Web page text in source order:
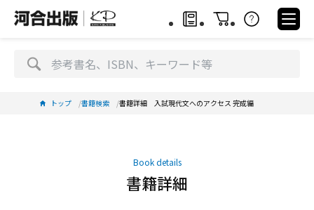
トップ 書籍検索 書籍詳細 入試現代文へのアクセス 完成編
Book details
書籍詳細